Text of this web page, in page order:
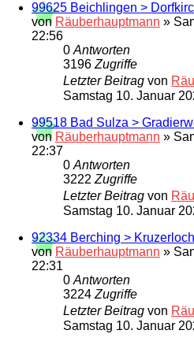
99625 Beichlingen >
von Räuberhauptmann »
22:56
0 Antworten
3196 Zugriffe
Letzter Beitrag von
Samstag 10. Januar
99518 Bad Sulza >
von Räuberhauptmann »
22:37
0 Antworten
3222 Zugriffe
Letzter Beitrag von
Samstag 10. Januar
92334 Berching > Kruzerloch
von Räuberhauptmann »
22:31
0 Antworten
3224 Zugriffe
Letzter Beitrag von
Samstag 10. Januar